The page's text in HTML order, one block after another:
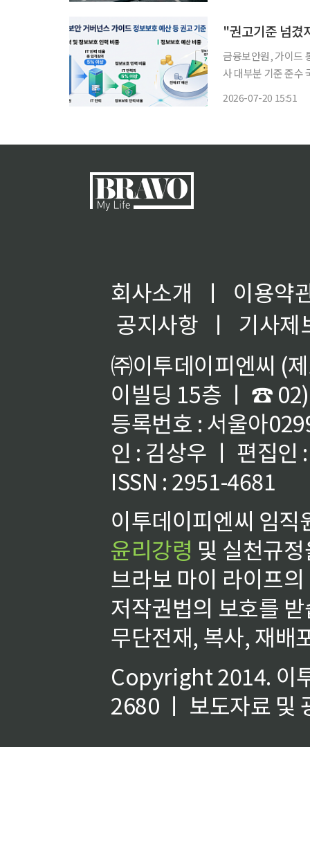
금융보안원, 가이드
사 대부분 기준 준수 국내 주요 보험사들이 지속가능경영보고서를 통해 정보보호 투자 현황
2026-07-20 15:51
회사소개 ㅣ
이용약
공지사항
ㅣ
기사제
㈜이투데이피엔씨 (
이빌딩 15층 ㅣ ☎
등록번호 : 서울아
인 : 김상우 ㅣ 편집인
ISSN : 2951-4681
이투데이피엔씨 임
윤리강령 및 실천규
브라보 마이 라이프
저작권법의 보호를
무단전재, 복사, 재배
Copyright 2014. 이
2680 ㅣ 보도자료